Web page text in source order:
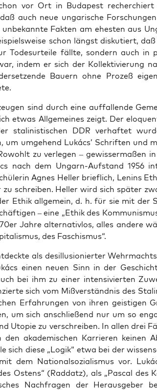
vor Ort in Buda­pest recher­chiert
auch neue unga­ri­sche
Fak­ten am ehes­ten aus
schon längst dis­ku­tiert, daß
Todes­ur­tei­le fäll­te, son­dern auch in
indem er sich der Kol­lek­ti­vie­rung
Bau­ern ohne Pro­zeß
sind durch eine auf­fal­len­de
etwas All­ge­mei­nes zeigt. Der
sta­li­nis­ti­schen DDR ver­haf­tet
um umge­hend Lukács’ Schrif­ten und
zu ver­le­gen – gewis­ser­ma­ßen
nach dem Ungarn-Auf­stand 1956
Agnes Hel­ler brief­lich, Lenins
zu schrei­ben. Hel­ler wird sich spä­ter
Ethik all­ge­mein, d. h. für sie mit der
– eine „Ethik des
Jah­re alter­na­tiv­los, alles ande­re
des Faschismus“.
als des­il­lu­sio­nier­ter
einen neu­en Sinn in der
bei ihm zu einer inten­si­vier­ten
sich vom Miß­ver­ständ­nis des
Erfah­run­gen von ihren geis­ti­gen
um sich anschlie­ßend nur um so
Uto­pie zu ver­schrei­ben. In allen drei
aka­de­mi­schen Kar­rie­ren kei­nen
sich die­se „Logik“ etwa bei der
dem Natio­nal­so­zia­lis­mus vor.
Ostens“ (Rad­datz), als „Pas­cal des
Nach­fra­gen der Her­aus­ge­ber